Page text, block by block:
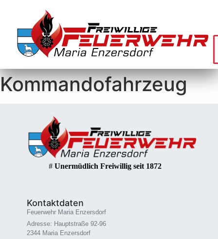
Kommandofahrzeug
# Unermüdlich Freiwillig seit 1872
Kontaktdaten
Feuerwehr Maria Enzersdorf
Adresse: Hauptstraße 92-96
2344 Maria Enzersdorf